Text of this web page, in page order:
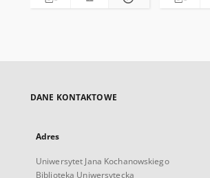
DANE KONTAKTOWE
Adres
Uniwersytet Jana Kochanowskiego
Biblioteka Uniwersytecka